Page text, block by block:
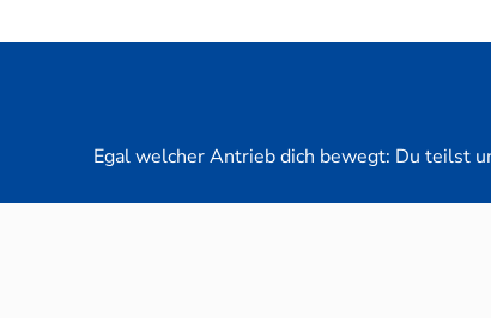
Egal welcher Antrieb dich bewegt: Du teilst